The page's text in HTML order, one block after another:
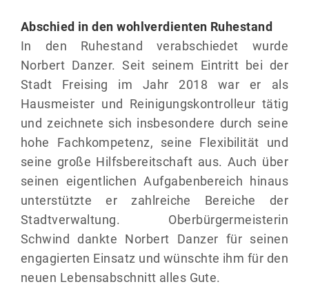
Abschied in den wohlverdienten Ruhestand
In den Ruhestand verabschiedet wurde
Norbert Danzer. Seit seinem Eintritt bei der
Stadt Freising im Jahr 2018 war er als
Hausmeister und Reinigungskontrolleur tätig
und zeichnete sich insbesondere durch seine
hohe Fachkompetenz, seine Flexibilität und
seine große Hilfsbereitschaft aus. Auch über
seinen eigentlichen Aufgabenbereich hinaus
unterstützte er zahlreiche Bereiche der
Stadtverwaltung. Oberbürgermeisterin
Schwind dankte Norbert Danzer für seinen
engagierten Einsatz und wünschte ihm für den
neuen Lebensabschnitt alles Gute.